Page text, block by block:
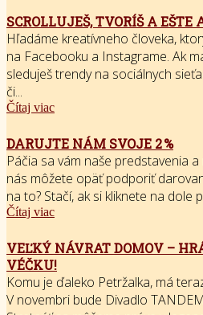
SCROLLUJEŠ, TVORÍŠ A
Hľadáme kreatívneho človeka,
na Facebooku a Instagrame. Ak
sleduješ trendy na sociálnych
či...
Čítaj viac
DARUJTE NÁM SVOJE 2 %
Páčia sa vám naše predstavenia
nás môžete opäť podporiť
na to? Stačí, ak si kliknete na dole
Čítaj viac
VEĽKÝ NÁVRAT DOMOV –
VÉČKU!
Komu je ďaleko Petržalka, má
V novembri bude Divadlo